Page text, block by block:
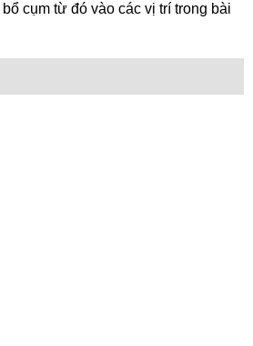
cụm từ đó vào các vị trí trong bài